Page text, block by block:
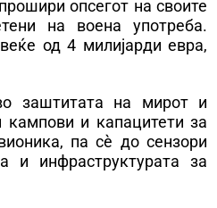
опсегот на своите
на воена употреба.
од 4 милијарди евра,
заштитата на мирот и
и капацитети за
па сѐ до сензори
и инфраструктурата за